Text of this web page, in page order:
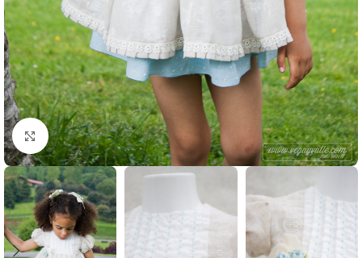
Ampliar